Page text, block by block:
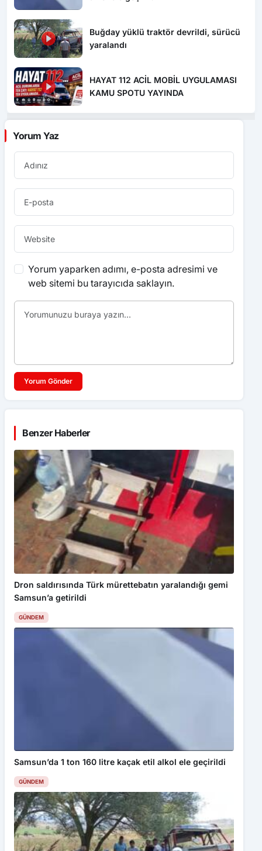
Buğday yüklü traktör devrildi, sürücü
yaralandı
HAYAT 112 ACİL MOBİL UYGULAMASI
KAMU SPOTU YAYINDA
Yorum Yaz
Yorum yaparken adımı, e-posta adresimi ve
web sitemi bu tarayıcıda saklayın.
Yorum Gönder
Benzer Haberler
Dron saldırısında Türk mürettebatın yaralandığı gemi
Samsun’a getirildi
GÜNDEM
Samsun’da 1 ton 160 litre kaçak etil alkol ele geçirildi
GÜNDEM